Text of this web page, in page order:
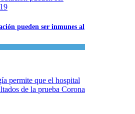
pueden ser inmunes al